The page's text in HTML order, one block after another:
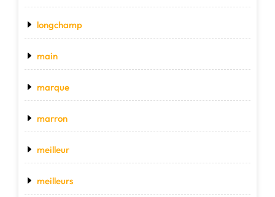
longchamp
main
marque
marron
meilleur
meilleurs